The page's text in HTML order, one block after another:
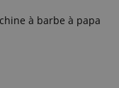
à barbe à papa